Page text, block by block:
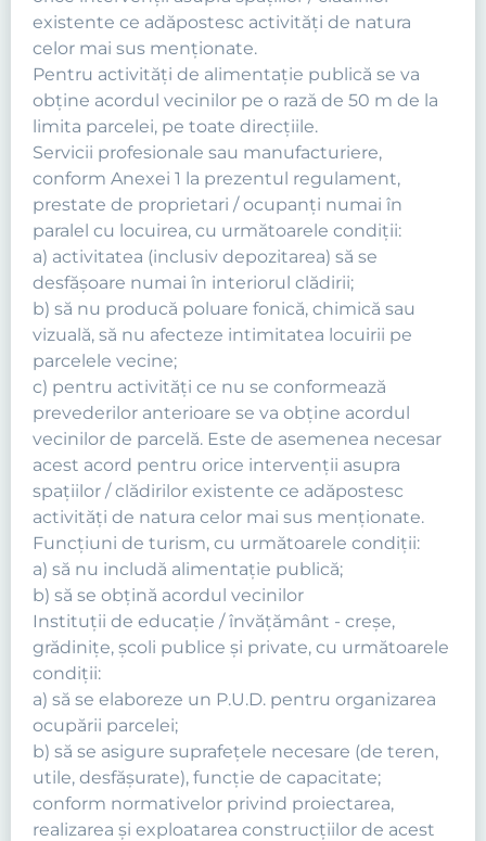
existente ce adăpostesc activităţi de natura
celor mai sus menţionate.
Pentru activităţi de alimentaţie publică se va
obţine acordul vecinilor pe o rază de 50 m de la
limita parcelei, pe toate direcţiile.
Servicii profesionale sau manufacturiere,
conform Anexei 1 la prezentul regulament,
prestate de proprietari / ocupanţi numai în
paralel cu locuirea, cu următoarele condiţii:
a) activitatea (inclusiv depozitarea) să se
desfăşoare numai în interiorul clădirii;
b) să nu producă poluare fonică, chimică sau
vizuală, să nu afecteze intimitatea locuirii pe
parcelele vecine;
c) pentru activităţi ce nu se conformează
prevederilor anterioare se va obţine acordul
vecinilor de parcelă. Este de asemenea necesar
acest acord pentru orice intervenţii asupra
spaţiilor / clădirilor existente ce adăpostesc
activităţi de natura celor mai sus menţionate.
Funcţiuni de turism, cu următoarele condiţii:
a) să nu includă alimentaţie publică;
b) să se obţină acordul vecinilor
Instituţii de educaţie / învăţământ - creşe,
grădiniţe, şcoli publice şi private, cu următoarele
condiţii:
a) să se elaboreze un P.U.D. pentru organizarea
ocupării parcelei;
b) să se asigure suprafeţele necesare (de teren,
utile, desfăşurate), funcţie de capacitate;
conform normativelor privind proiectarea,
realizarea şi exploatarea construcţiilor de acest